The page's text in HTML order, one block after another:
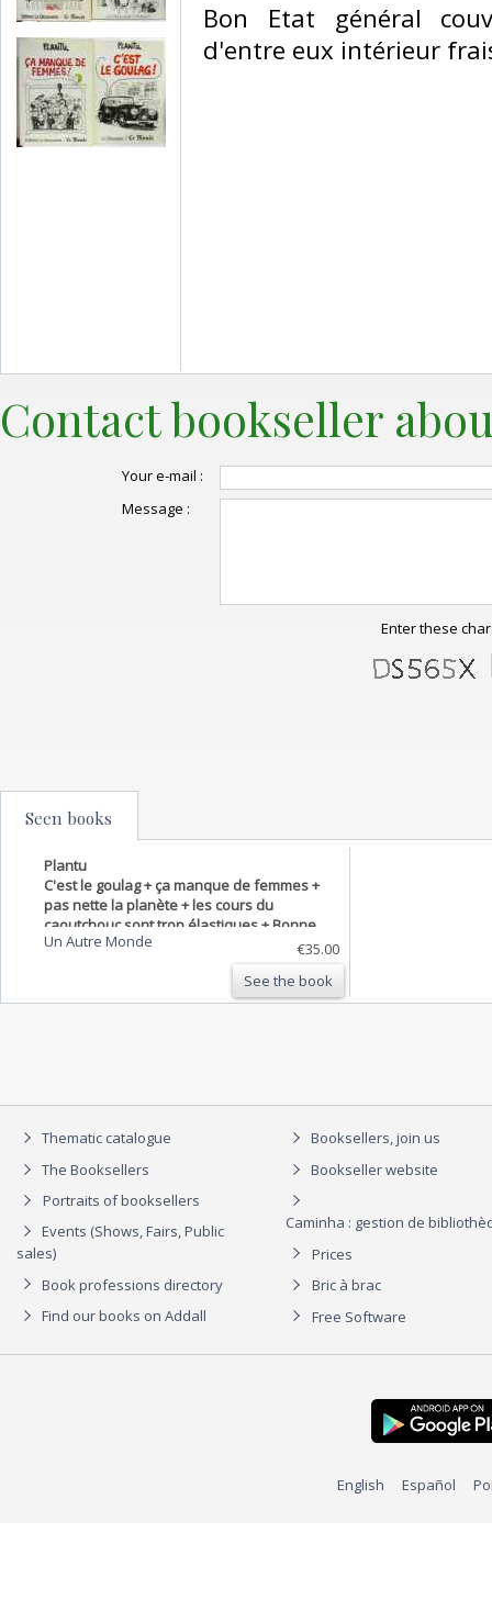
‎Bon Etat général
d'entre eux intérieur
Contact bookseller
Your e-mail :
Message :
Enter these
Seen books
Plantu
C'est le goulag + ça manque de femmes +
pas nette la planète + les cours du
caoutchouc sont trop élastiques + Bonne
année pour tous - 5 volumes
Un Autre Monde
€35.00
See the book
Thematic catalogue
The Booksellers
Portraits of booksellers
Events (Shows, Fairs, Public
sales)
Book professions directory
Find our books on Addall
Booksellers, join us
Bookseller website
Caminha : gestion de
Prices
Bric à brac
Free Software
English Español